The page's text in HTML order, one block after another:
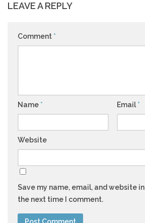
LEAVE A REPLY
Comment *
Name * Email *
Website
Save my name, email, and website
the next time I comment.